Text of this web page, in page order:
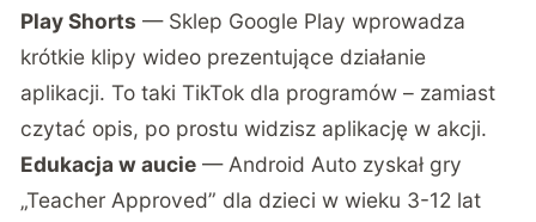
Play Shorts — Sklep Google Play wprowadza
krótkie klipy wideo prezentujące działanie
aplikacji. To taki TikTok dla programów – zamiast
czytać opis, po prostu widzisz aplikację w akcji.
Edukacja w aucie — Android Auto zyskał gry
„Teacher Approved” dla dzieci w wieku 3-12 lat